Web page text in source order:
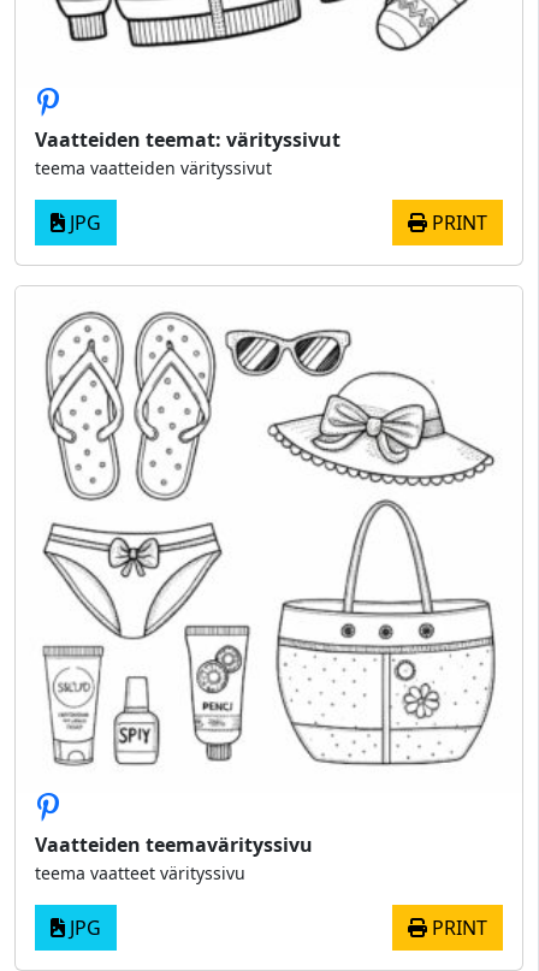
Vaatteiden teemat: värityssivut
teema vaatteiden värityssivut
JPG PRINT
Vaatteiden teemavärityssivu
teema vaatteet värityssivu
JPG PRINT